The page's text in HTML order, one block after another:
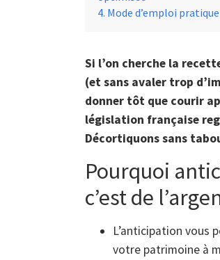
Mode d’emploi
Si l’on cherche la
(et sans avaler trop
donner tôt que courir
législation française
Décortiquons sans
Pourquoi
c’est de
L’anticipation vous
votre patrimoine à